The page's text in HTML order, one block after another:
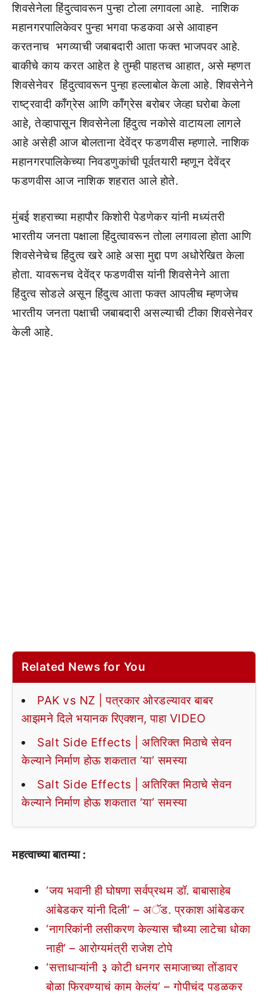
शिवसेनेला हिंदुत्वावरून पुन्हा टोला लगावला आहे. नाशिक
महानगरपालिकेवर पुन्हा भगवा फडकवा असे आवाहन
करतनाच भगव्याची जबाबदारी आता फक्त भाजपवर आहे.
बाकीचे काय करत आहेत हे तुम्ही पाहतच आहात, असे म्हणत
शिवसेनेवर हिंदुत्वावरून पुन्हा हल्लाबोल केला आहे. शिवसेनेने
राष्ट्रवादी काँग्रेस आणि काँग्रेस बरोबर जेव्हा घरोबा केला
आहे, तेव्हापासून शिवसेनेला हिंदुत्व नकोसे वाटायला लागले
आहे असेही आज बोलताना देवेंद्र फडणवीस म्हणाले. नाशिक
महानगरपालिकेच्या निवडणुकांची पूर्वतयारी म्हणून देवेंद्र
फडणवीस आज नाशिक शहरात आले होते.
मुंबई शहराच्या महापौर किशोरी पेडणेकर यांनी मध्यंतरी
भारतीय जनता पक्षाला हिंदुत्वावरून तोला लगावला होता आणि
शिवसेनेचेच हिंदुत्व खरे आहे असा मुद्दा पण अधोरेखित केला
होता. यावरूनच देवेंद्र फडणवीस यांनी शिवसेनेने आता
हिंदुत्व सोडले असून हिंदुत्व आता फक्त आपलीच म्हणजेच
भारतीय जनता पक्षाची जबाबदारी असल्याची टीका शिवसेनेवर
केली आहे.
Related News for You
PAK vs NZ | पत्रकार ओरडल्यावर बाबर
आझमने दिले भयानक रिएक्शन, पाहा VIDEO
Salt Side Effects | अतिरिक्त मिठाचे सेवन
केल्याने निर्माण होऊ शकतात ‘या’ समस्या
Salt Side Effects | अतिरिक्त मिठाचे सेवन
केल्याने निर्माण होऊ शकतात ‘या’ समस्या
महत्वाच्या बातम्या :
‘जय भवानी ही घोषणा सर्वप्रथम डॉ. बाबासाहेब
आंबेडकर यांनी दिली’ – अॅड. प्रकाश आंबेडकर
‘नागरिकांनी लसीकरण केल्यास चौथ्या लाटेचा धोका
नाही’ – आरोग्यमंत्री राजेश टोपे
‘सत्ताधाऱ्यांनी ३ कोटी धनगर समाजाच्या तोंडावर
बोळा फिरवण्याचं काम केलंय’ – गोपीचंद पडळकर